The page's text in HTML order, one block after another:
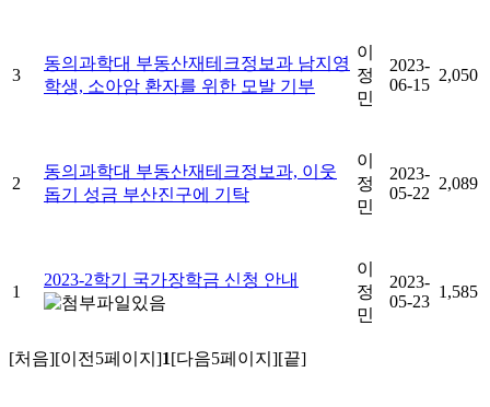
3
동의과학대 부동산재테크정보과 남지영
학생, 소아암 환자를 위한 모발 기부
이
정
민
2023-
06-15
2,050
2
동의과학대 부동산재테크정보과, 이웃
돕기 성금 부산진구에 기탁
이
정
민
2023-
05-22
2,089
1
2023-2학기 국가장학금 신청 안내
이
정
민
2023-
05-23
1,585
[처음][이전5페이지]1[다음5페이지][끝]